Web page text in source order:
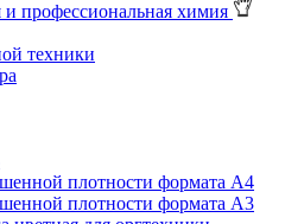
и профессиональная химия
техники
плотности формата А4
плотности формата А3